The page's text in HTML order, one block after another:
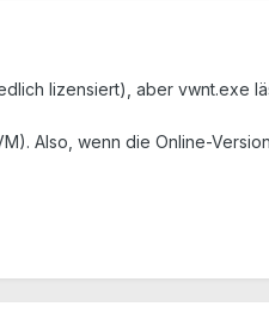
lizensiert), aber vwnt.exe
Also, wenn die Online-